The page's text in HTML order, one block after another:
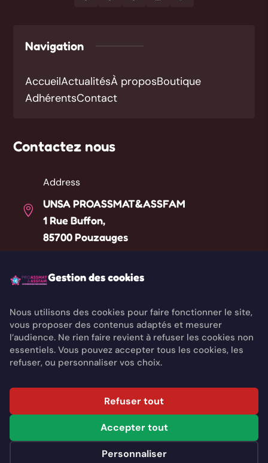
Navigation
AccueilActualitésÀ proposBoutique
AdhérentsContact
Contactez nous

Address
UNSA PROASSMAT&ASSFAM
1 Rue Buffon,
85700 Pouzauges

Téléphone

Email
contact@unsaproassmat.org
rights reserved.
Conditions d’adhésionMentions légalesCookie
Politique de confidentialité
Gestion des cookies
Nous utilisons des cookies pour faire fonctionner le site,
vous proposer des contenus adaptés et mesurer
l’audience. Ne rien faire revient à refuser les cookies non
essentiels. Vous pouvez accepter tous les cookies, les
refuser, ou personnaliser vos choix.
Refuser tout
Accepter tout
Personnaliser